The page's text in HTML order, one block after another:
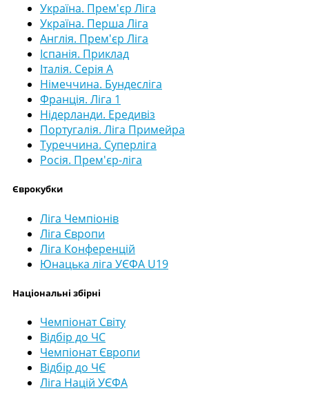
Україна. Прем'єр Ліга
Україна. Перша Ліга
Англія. Прем'єр Ліга
Іспанія. Приклад
Італія. Серія А
Німеччина. Бундесліга
Франція. Ліга 1
Нідерланди. Ередивіз
Португалія. Ліга Примейра
Туреччина. Суперліга
Росія. Прем'єр-ліга
Єврокубки
Ліга Чемпіонів
Ліга Європи
Ліга Конференцій
Юнацька ліга УЄФА U19
Національні збірні
Чемпіонат Світу
Відбір до ЧС
Чемпіонат Європи
Відбір до ЧЄ
Ліга Націй УЄФА